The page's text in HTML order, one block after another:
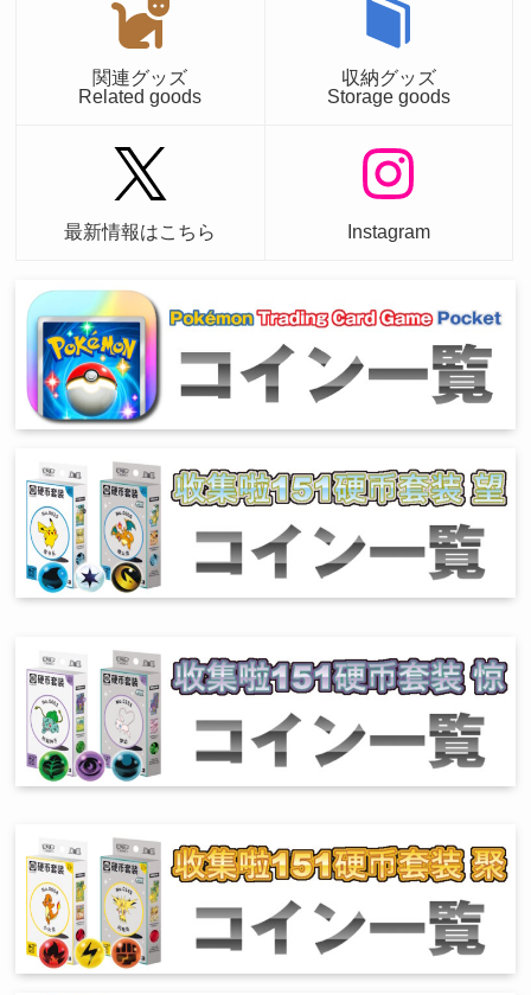
関連グッズ
Related goods
収納グッズ
Storage goods
最新情報はこちら Instagram